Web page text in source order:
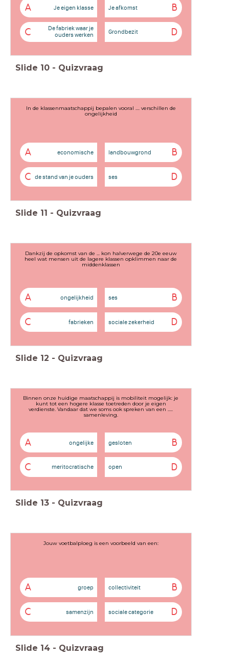
A Je eigen klasse B
Je afkomst
C
De fabriek waar je
ouders werken
D
Grondbezit
Slide 10 - Quizvraag
In de klassenmaatschappij bepalen vooral .... verschillen de
ongelijkheid
A economische B
landbouwgrond
C de stand van je ouders D
ses
Slide 11 - Quizvraag
Dankzij de opkomst van de ... kon halverwege de 20e eeuw
heel wat mensen uit de lagere klassen opklimmen naar de
middenklassen
A ongelijkheid B
ses
C fabrieken D
sociale zekerheid
Slide 12 - Quizvraag
Binnen onze huidige maatschappij is mobiliteit mogelijk: je
kunt tot een hogere klasse toetreden door je eigen
verdienste. Vandaar dat we soms ook spreken van een .....
samenleving.
A ongelijke B
gesloten
C meritocratische D
open
Slide 13 - Quizvraag
Jouw voetbalploeg is een voorbeeld van een:
A groep B
collectiviteit
C samenzijn D
sociale categorie
Slide 14 - Quizvraag